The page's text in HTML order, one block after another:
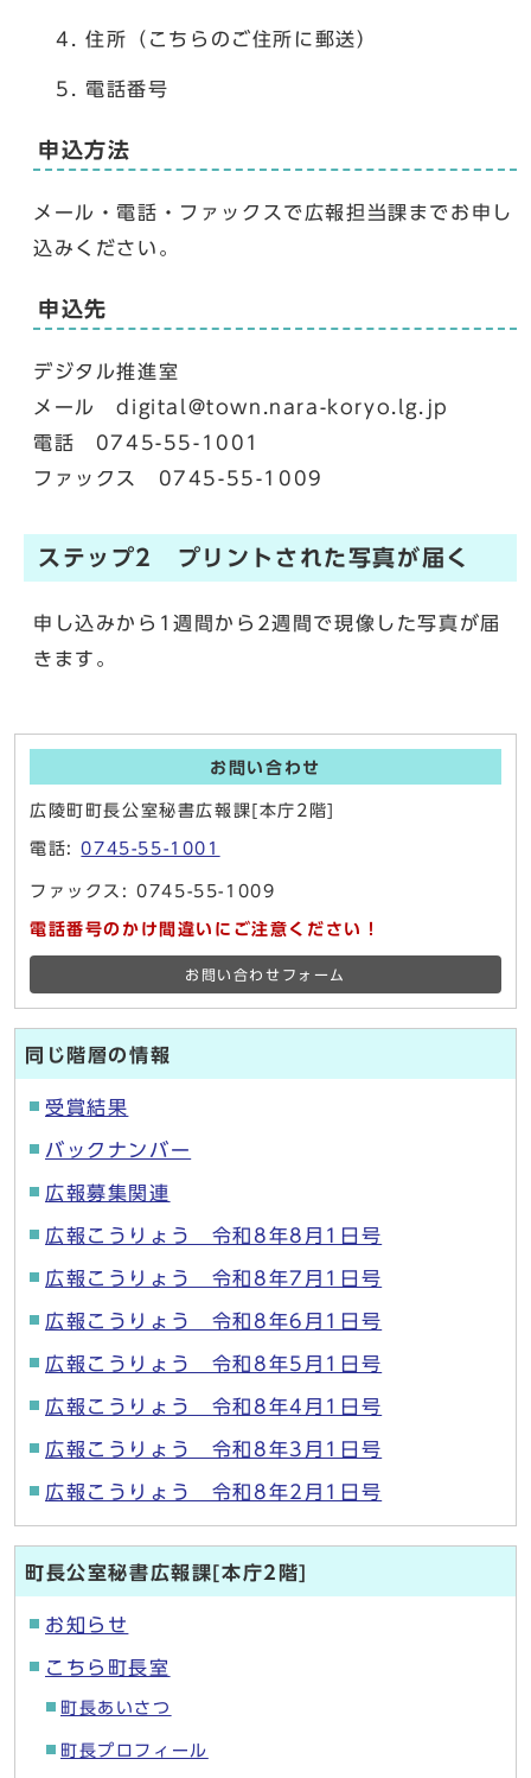
住所（こちらのご住所に郵送）
電話番号
申込方法
メール・電話・ファックスで広報担当課までお申し
込みください。
申込先
デジタル推進室
メール digital@town.nara-koryo.lg.jp
電話 0745-55-1001
ファックス 0745-55-1009
ステップ2 プリントされた写真が届く
申し込みから1週間から2週間で現像した写真が届
きます。
お問い合わせ
広陵町町長公室秘書広報課[本庁2階]
電話:0745-55-1001
ファックス: 0745-55-1009
電話番号のかけ間違いにご注意ください！
お問い合わせフォーム
同じ階層の情報
受賞結果
バックナンバー
広報募集関連
広報こうりょう 令和8年8月1日号
広報こうりょう 令和8年7月1日号
広報こうりょう 令和8年6月1日号
広報こうりょう 令和8年5月1日号
広報こうりょう 令和8年4月1日号
広報こうりょう 令和8年3月1日号
広報こうりょう 令和8年2月1日号
町長公室秘書広報課[本庁2階]
お知らせ
こちら町長室
町長あいさつ
町長プロフィール